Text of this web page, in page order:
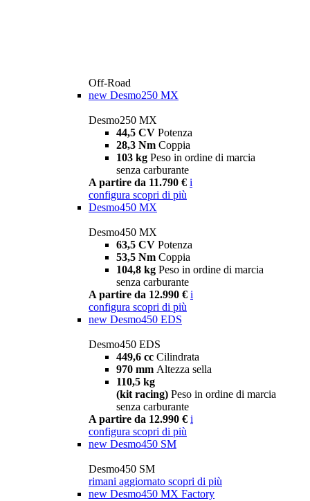
Off-Road
new Desmo250 MX
Desmo250 MX
44,5 CV Potenza
28,3 Nm Coppia
103 kg Peso in ordine di marcia
senza carburante
A partire da 11.790 € i
configura scopri di più
Desmo450 MX
Desmo450 MX
63,5 CV Potenza
53,5 Nm Coppia
104,8 kg Peso in ordine di marcia
senza carburante
A partire da 12.990 € i
configura scopri di più
new Desmo450 EDS
Desmo450 EDS
449,6 cc Cilindrata
970 mm Altezza sella
110,5 kg
(kit racing) Peso in ordine di marcia
senza carburante
A partire da 12.990 € i
configura scopri di più
new Desmo450 SM
Desmo450 SM
rimani aggiornato scopri di più
new Desmo450 MX Factory